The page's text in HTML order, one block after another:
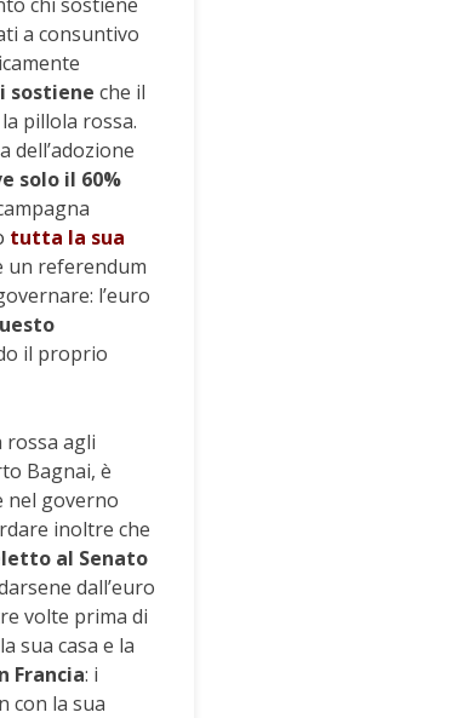
a consuntivo
sostiene che il
pillola rossa.
dell’adozione
solo il 60%
tutta la sua
un referendum
l’euro
il proprio
rossa agli
Bagnai, è
nel governo
inoltre che
al Senato
dall’euro
volte prima di
sua casa e la
Francia: i
con la sua